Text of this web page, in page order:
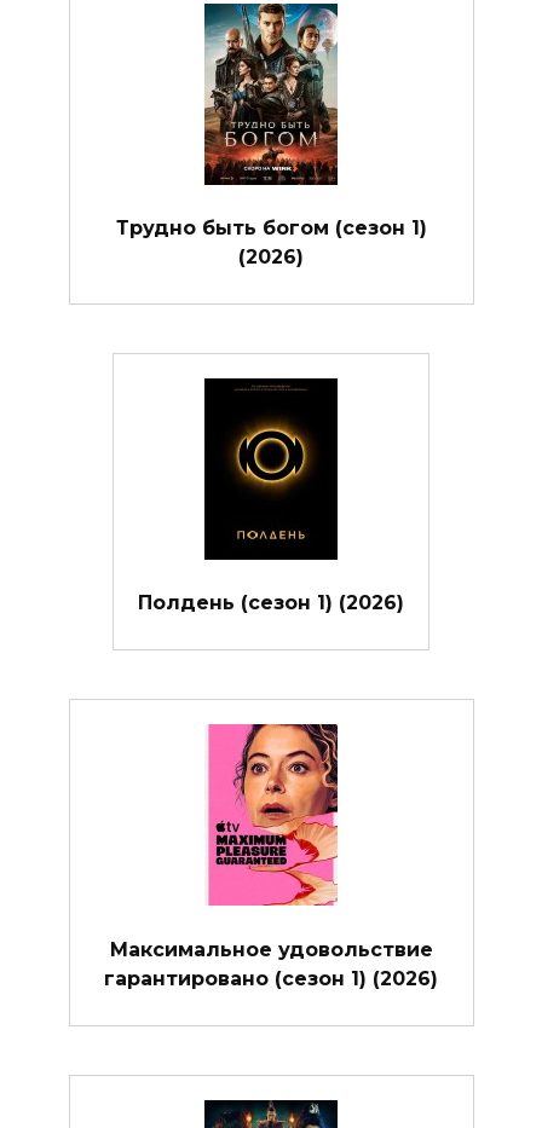
Трудно быть богом (сезон 1)
(2026)
Полдень (сезон 1) (2026)
Максимальное удовольствие
гарантировано (сезон 1) (2026)